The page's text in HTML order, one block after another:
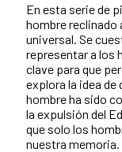
En esta serie de
hombre reclinado
universal. Se
representar a los
clave para que
explora la idea
hombre ha sido
la expulsión del
que solo los
nuestra memoria.